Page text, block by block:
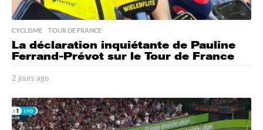
CYCLISME ,TOUR DE FRANCE
La déclaration inquiétante de Pauline
Ferrand-Prévot sur le Tour de France
2 jours ago
o
u
r